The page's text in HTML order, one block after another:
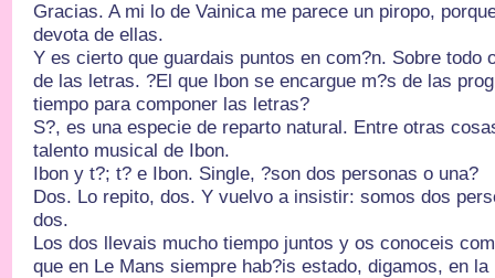
Gracias. A mi lo de Vainica me parece un piropo,
devota de ellas.
Y es cierto que guardais puntos en com?n. Sobre todo
de las letras. ?El que Ibon se encargue m?s de las
tiempo para componer las letras?
S?, es una especie de reparto natural. Entre otras
talento musical de Ibon.
Ibon y t?; t? e Ibon. Single, ?son dos personas o una?
Dos. Lo repito, dos. Y vuelvo a insistir: somos dos
dos.
Los dos llevais mucho tiempo juntos y os conoceis
que en Le Mans siempre hab?is estado, digamos, en